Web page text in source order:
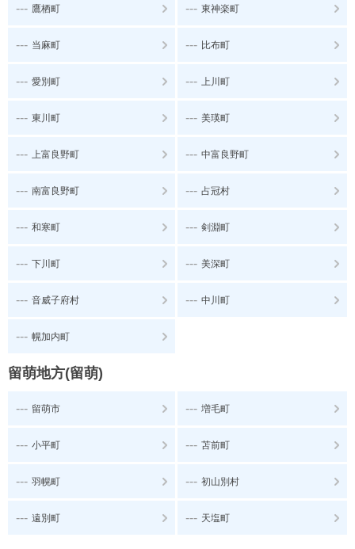
--- 鷹栖町 --- 東神楽町
--- 当麻町 --- 比布町
--- 愛別町 --- 上川町
--- 東川町 --- 美瑛町
--- 上富良野町 --- 中富良野町
--- 南富良野町 --- 占冠村
--- 和寒町 --- 剣淵町
--- 下川町 --- 美深町
--- 音威子府村 --- 中川町
--- 幌加内町
留萌地方(留萌)
--- 留萌市 --- 増毛町
--- 小平町 --- 苫前町
--- 羽幌町 --- 初山別村
--- 遠別町 --- 天塩町